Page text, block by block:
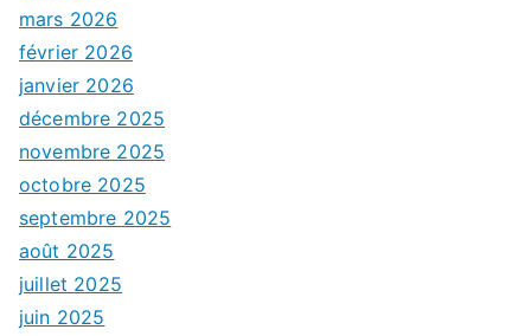
mars 2026
février 2026
janvier 2026
décembre 2025
novembre 2025
octobre 2025
septembre 2025
août 2025
juillet 2025
juin 2025